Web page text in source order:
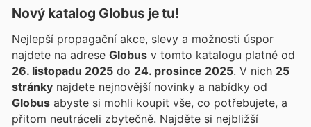
Nový katalog Globus je tu!
Nejlepší propagační akce, slevy a možnosti úspor
najdete na adrese Globus v tomto katalogu platné od
26. listopadu 2025 do 24. prosince 2025 . V nich 25
stránky najdete nejnovější novinky a nabídky od
Globus abyste si mohli koupit vše, co potřebujete, a
přitom neutráceli zbytečně. Najděte si nejbližší